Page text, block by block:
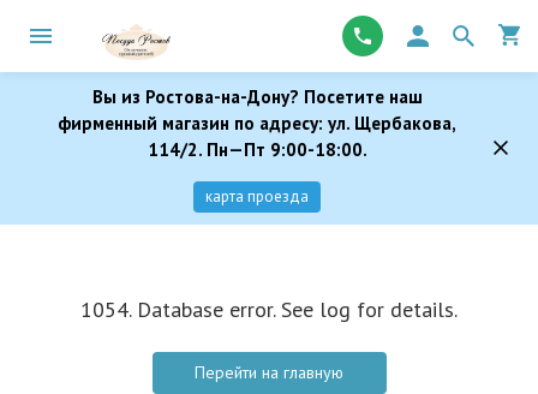
Вы из Ростова-на-Дону? Посетите наш
фирменный магазин по адресу: ул. Щербакова,
114/2. Пн—Пт 9:00-18:00.
карта проезда
1054. Database error. See log for details.
Перейти на главную